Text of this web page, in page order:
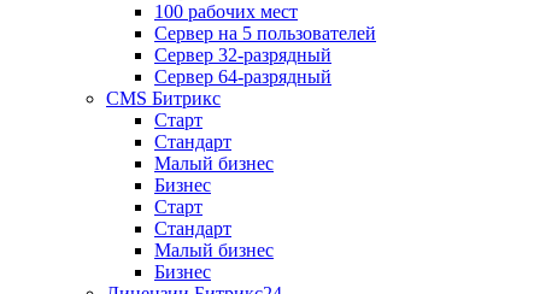
100 рабочих мест
Сервер на 5 пользователей
Сервер 32-разрядный
Сервер 64-разрядный
CMS Битрикс
Старт
Стандарт
Малый бизнес
Бизнес
Старт
Стандарт
Малый бизнес
Бизнес